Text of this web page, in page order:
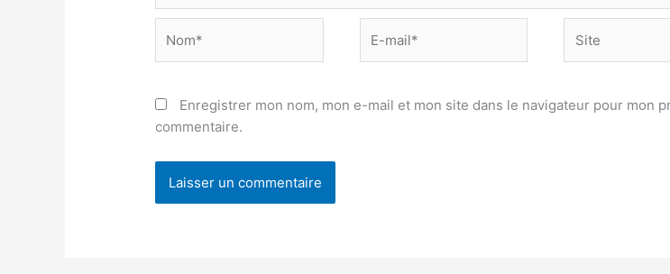
mail*
Enregistrer mon nom, mon e-mail et mon site dans le navigateur pour mon
commentaire.